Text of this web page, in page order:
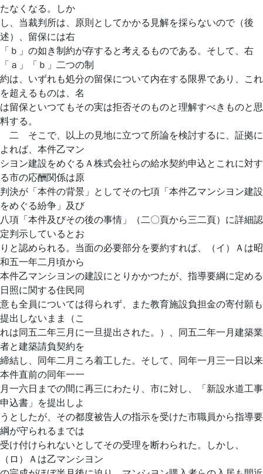
たなくなる。しか
し、当裁判所は、原則としてかかる見解を採らないので（後
述）、留保には右
「ｂ」の如き制約が存すると考えるものである。そして、右
「ａ」「ｂ」二つの制
約は、いずれも処分の留保について内在する限界であり、これ
を超えるものは、名
は留保といつてもその実は拒否そのものと理解すべきものと思
料する。
二 そこで、以上の見地に立つて所論を検討するに、証拠に
よれば、本件乙マン
シヨン建設をめぐるＡ株式会社らの給水契約申込とこれに対す
る市の応酬関係は原
判決が「本件の背景」としてその七項「本件乙マンシヨン建設
をめぐる紛争」及び
八項「本件及びその後の事情」（二〇頁から三二頁）に詳細認
定判示しているとお
りと認められる。当面の必要部分を要約すれば、（イ）Ａは昭
和五一年二月頃から
本件乙マンシヨンの建設にとりかかつたが、指導要綱に定める
日照に関する住民同
意も全員については得られず、また教育施設負担金の寄付願も
提出しないまま（こ
れは同五二年三月に一旦提出された。）、同五二年一月建築業
者と建築請負契約を
締結し、同年二月ころ着工した。そして、同年一月三一日以来
本件直前の同年一一
月一六日までの間に再三にわたり、市に対し、「新設水道工事
申込書」を提出しよ
うとしたが、その都度被告人の指示を受けた市職員から指導要
綱が守られるまでは
受け付けられないとしてその受理を断わられた。しかし、
（ロ）Ａは乙マンシヨン